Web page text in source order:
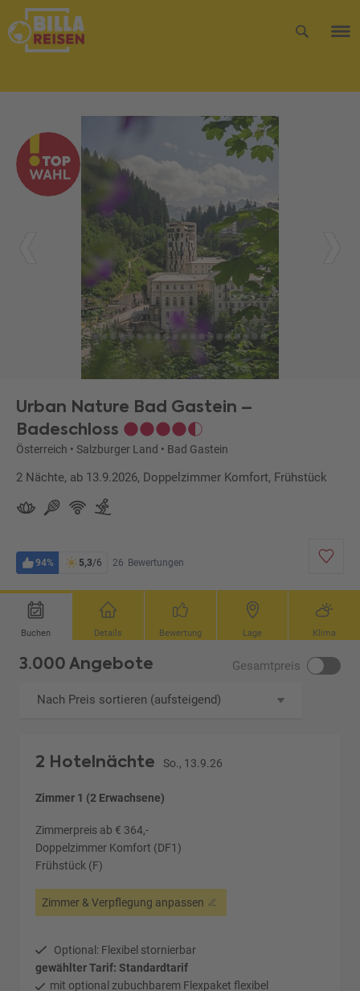
Urban Nature Bad Gastein –
Badeschloss
Österreich • Salzburger Land • Bad Gastein
2 Nächte, ab 13.9.2026, Doppelzimmer Komfort, Frühstück
94% 5,3/6 26 Bewertungen
Buchen Details Bewertung Lage Klima
3.000 Angebote Gesamtpreis
Nach Preis sortieren (aufsteigend)
2 Hotelnächte So., 13.9.26
Zimmer 1 (2 Erwachsene)
Zimmerpreis ab € 364,-
Doppelzimmer Komfort (DF1)
Frühstück (F)
Zimmer & Verpflegung anpassen
Optional: Flexibel stornierbar
gewählter Tarif: Standardtarif
mit optional zubuchbarem Flexpaket flexibel